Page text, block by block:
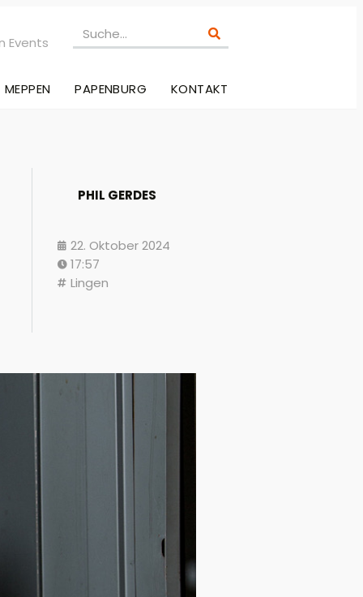
Events
MEPPEN PAPENBURG KONTAKT
PHIL GERDES
22. Oktober 2024
17:57
Lingen